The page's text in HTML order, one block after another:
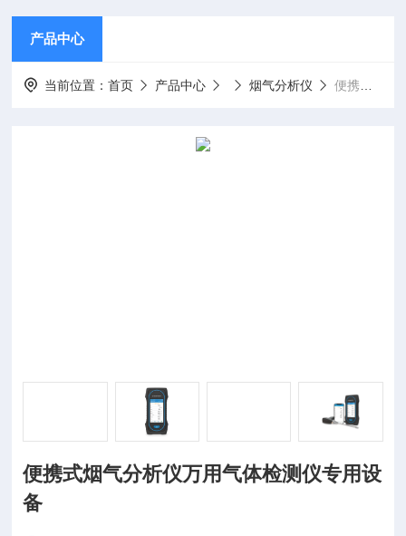
产品中心
当前位置：首页 产品中心 烟气分析仪 便携式烟气分析仪万用气体检测仪专用设备
便携式烟气分析仪万用气体检测仪专用设
备